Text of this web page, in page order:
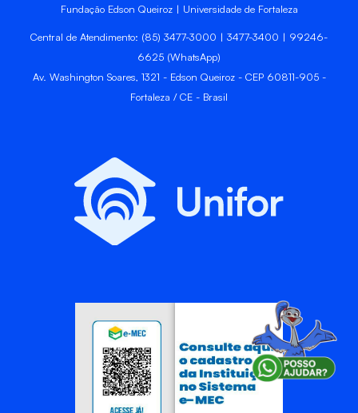
Fundação Edson Queiroz | Universidade de Fortaleza
Central de Atendimento: (85) 3477-3000 | 3477-3400 | 99246-
6625 (WhatsApp)
Av. Washington Soares, 1321 - Edson Queiroz - CEP 60811-905 -
Fortaleza / CE - Brasil